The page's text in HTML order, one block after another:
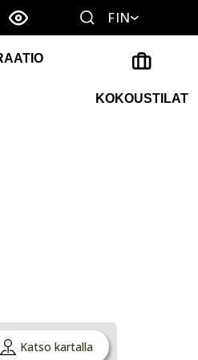
FIN
KOKOUSTILAT
Katso kartalla